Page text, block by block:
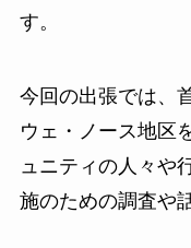
す。
今回の出張では、
ウェ・ノース地区
ュニティの人々や
施のための調査や